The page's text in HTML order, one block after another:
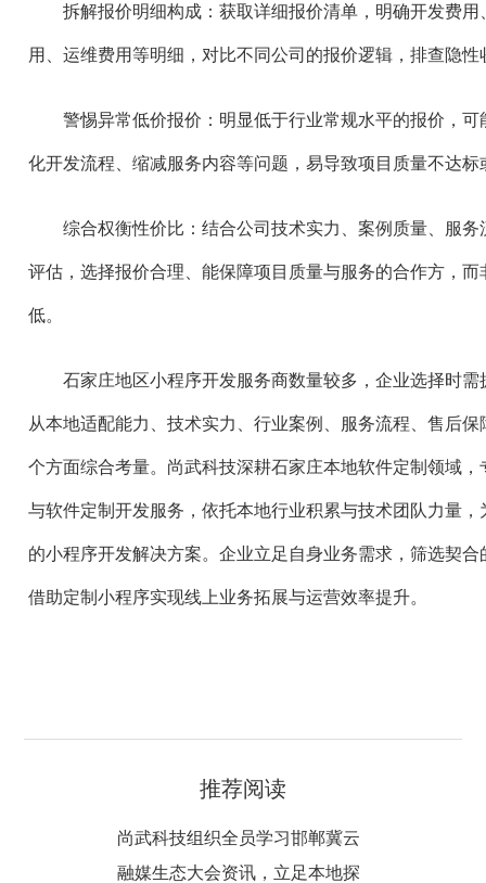
拆解报价明细构成：获取详细报价清单，明确开发费用
用、运维费用等明细，对比不同公司的报价逻辑，排查隐性
警惕异常低价报价：明显低于行业常规水平的报价，可
化开发流程、缩减服务内容等问题，易导致项目质量不达
综合权衡性价比：结合公司技术实力、案例质量、服务
评估，选择报价合理、能保障项目质量与服务的合作方，
低。
石家庄地区小程序开发服务商数量较多，企业选择时需
从本地适配能力、技术实力、行业案例、服务流程、售后
个方面综合考量。尚武科技深耕石家庄本地软件定制领域
与软件定制开发服务，依托本地行业积累与技术团队力量
的小程序开发解决方案。企业立足自身业务需求，筛选契
借助定制小程序实现线上业务拓展与运营效率提升。
推荐阅读
尚武科技组织全员学习邯郸冀云
融媒生态大会资讯，立足本地探